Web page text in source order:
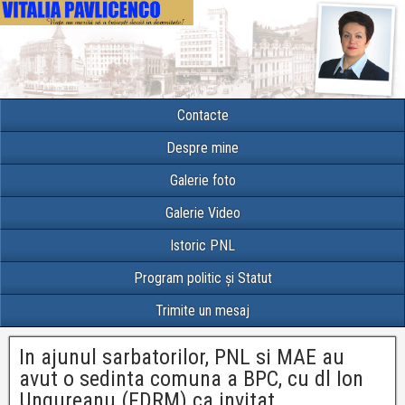
Contacte
Despre mine
Galerie foto
Galerie Video
Istoric PNL
Program politic și Statut
Trimite un mesaj
In ajunul sarbatorilor, PNL si MAE au
avut o sedinta comuna a BPC, cu dl Ion